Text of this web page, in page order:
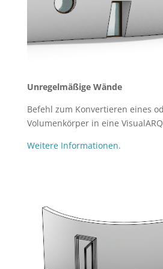
Unregelmäßige Wände
Befehl zum Konvertieren eines
Volumenkörper in eine
Weitere Informationen.